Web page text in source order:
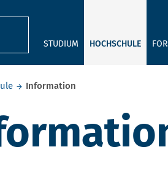
STUDIUM HOCHSCHULE
Information